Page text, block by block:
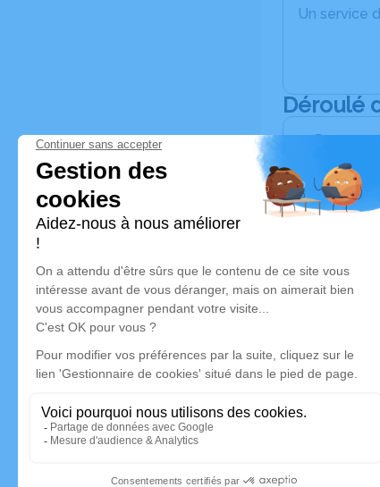
Un service
Déroulé
Les
Activez
Recevoir
Je
Rendez
Plantez